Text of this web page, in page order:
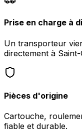
Prise en charge à
Un transporteur
directement à
Pièces d'origine
Cartouche,
fiable et durable.